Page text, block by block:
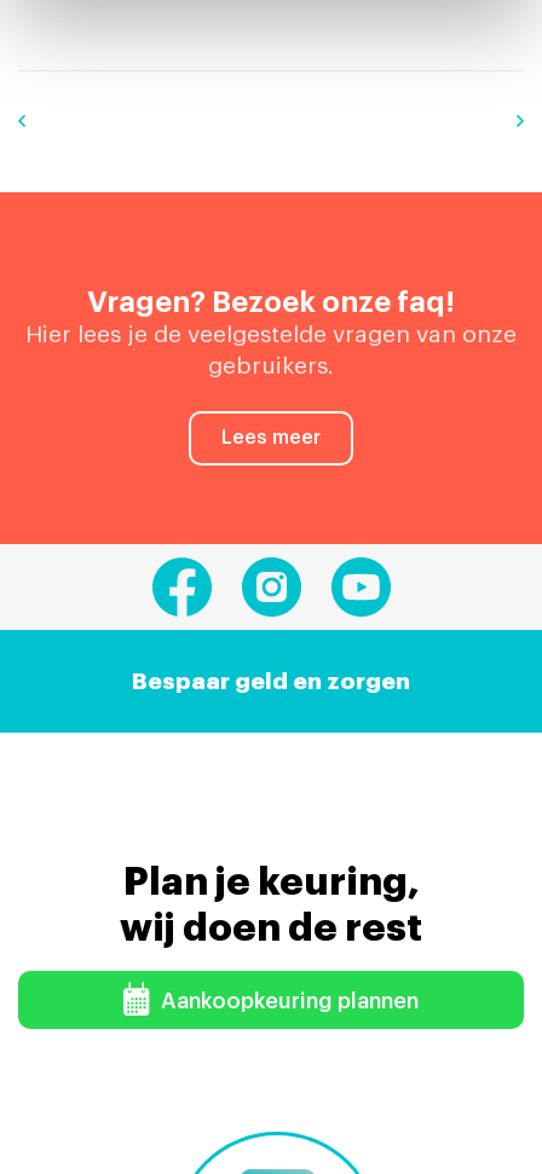
Vragen? Bezoek onze faq!
Hier lees je de veelgestelde vragen van onze
gebruikers.
Lees meer
Bespaar geld en zorgen
Plan je keuring,
wij doen de rest
Aankoopkeuring plannen